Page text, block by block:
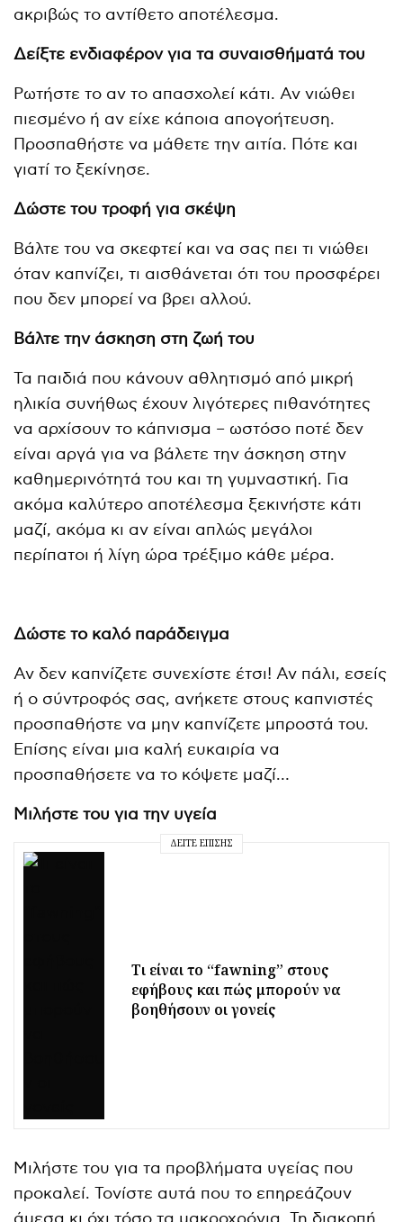
ακριβώς το αντίθετο αποτέλεσμα.
Δείξτε ενδιαφέρον για τα συναισθήματά του
Ρωτήστε το αν το απασχολεί κάτι. Αν νιώθει
πιεσμένο ή αν είχε κάποια απογοήτευση.
Προσπαθήστε να μάθετε την αιτία. Πότε και
γιατί το ξεκίνησε.
Δώστε του τροφή για σκέψη
Βάλτε του να σκεφτεί και να σας πει τι νιώθει
όταν καπνίζει, τι αισθάνεται ότι του προσφέρει
που δεν μπορεί να βρει αλλού.
Βάλτε την άσκηση στη ζωή του
Τα παιδιά που κάνουν αθλητισμό από μικρή
ηλικία συνήθως έχουν λιγότερες πιθανότητες
να αρχίσουν το κάπνισμα – ωστόσο ποτέ δεν
είναι αργά για να βάλετε την άσκηση στην
καθημερινότητά του και τη γυμναστική. Για
ακόμα καλύτερο αποτέλεσμα ξεκινήστε κάτι
μαζί, ακόμα κι αν είναι απλώς μεγάλοι
περίπατοι ή λίγη ώρα τρέξιμο κάθε μέρα.
Δώστε το καλό παράδειγμα
Αν δεν καπνίζετε συνεχίστε έτσι! Αν πάλι, εσείς
ή ο σύντροφός σας, ανήκετε στους καπνιστές
προσπαθήστε να μην καπνίζετε μπροστά του.
Επίσης είναι μια καλή ευκαιρία να
προσπαθήσετε να το κόψετε μαζί…
Μιλήστε του για την υγεία
ΔΕΊΤΕ ΕΠΊΣΗΣ
Τι είναι το “fawning” στους
εφήβους και πώς μπορούν να
βοηθήσουν οι γονείς
Μιλήστε του για τα προβλήματα υγείας που
προκαλεί. Τονίστε αυτά που το επηρεάζουν